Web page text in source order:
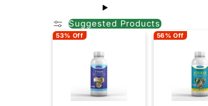
Suggested Products
53% Off 56% Off